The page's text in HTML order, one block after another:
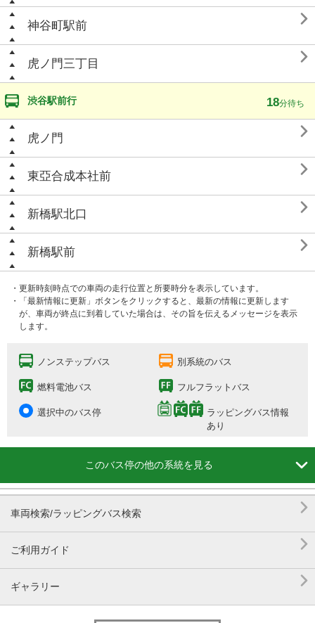
神谷町駅前 
虎ノ門三丁目 
渋谷駅前行 18分待ち
虎ノ門 
東亞合成本社前 
新橋駅北口 
新橋駅前 
・更新時刻時点での車両の走行位置と所要時分を表示しています。
・「最新情報に更新」ボタンをクリックすると、最新の情報に更新します
が、車両が終点に到着していた場合は、その旨を伝えるメッセージを表示
します。
ノンステップバス 別系統のバス
燃料電池バス フルフラットバス
選択中のバス停
ラッピングバス情報
あり
このバス停の他の系統を見る 
車両検索/ラッピングバス検索 
ご利用ガイド 
ギャラリー 